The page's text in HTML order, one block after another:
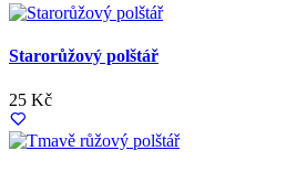
Starorůžový polštář
25 Kč